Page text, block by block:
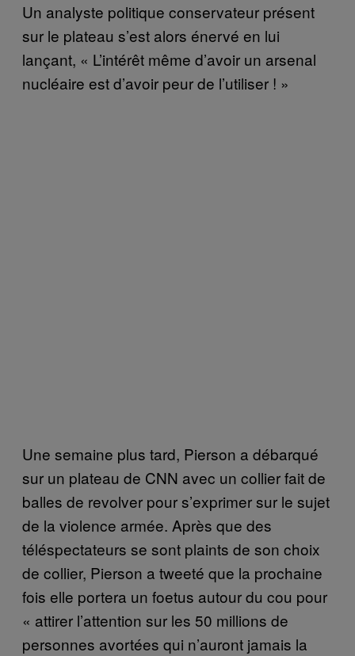
Un analyste politique conservateur présent
sur le plateau s’est alors énervé en lui
lançant, « L’intérêt même d’avoir un arsenal
nucléaire est d’avoir peur de l’utiliser ! »
Une semaine plus tard, Pierson a débarqué
sur un plateau de CNN avec un collier fait de
balles de revolver pour s’exprimer sur le sujet
de la violence armée. Après que des
téléspectateurs se sont plaints de son choix
de collier, Pierson a tweeté que la prochaine
fois elle portera un foetus autour du cou pour
« attirer l’attention sur les 50 millions de
personnes avortées qui n’auront jamais la